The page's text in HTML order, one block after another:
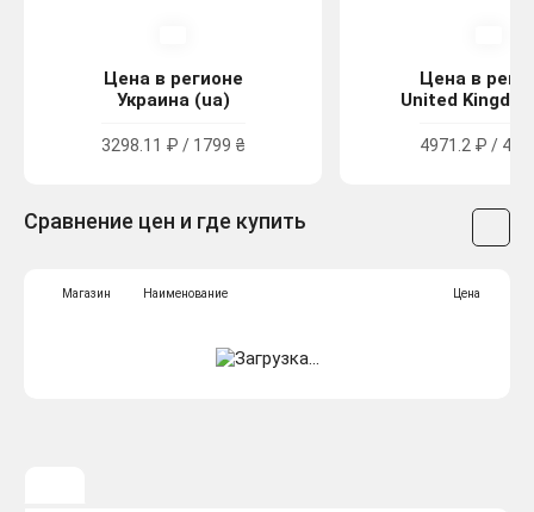
Цена в регионе
Украина (ua)
3298.11 ₽ / 1799 ₴
Цена в
United
4971.2 ₽ /
Сравнение цен и где купить
Магазин Наименование Цена